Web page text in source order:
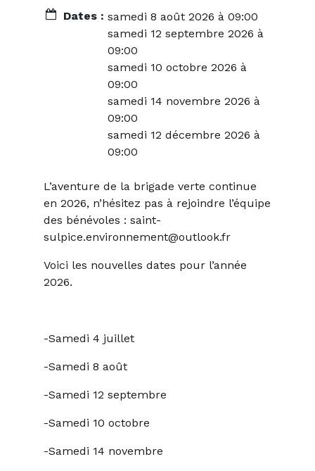
Dates : samedi 8 août 2026 à 09:00
samedi 12 septembre 2026 à
09:00
samedi 10 octobre 2026 à
09:00
samedi 14 novembre 2026 à
09:00
samedi 12 décembre 2026 à
09:00
L’aventure de la brigade verte continue
en 2026, n’hésitez pas à rejoindre l’équipe
des bénévoles : saint-
sulpice.environnement@outlook.fr
Voici les nouvelles dates pour l’année
2026.
-Samedi 4 juillet
-Samedi 8 août
-Samedi 12 septembre
-Samedi 10 octobre
-Samedi 14 novembre